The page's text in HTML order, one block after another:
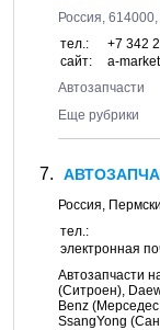
Россия, 614000,
тел.:
+7 342
сайт:
a-
Автозапчасти
Еще рубрики
Россия,
тел.:
электронная
Автозапчасти
(Ситроен),
Benz
SsangYong